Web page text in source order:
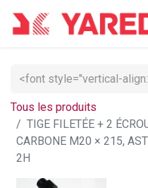
Tous les produits
TIGE FILETÉE + 2
CARBONE M20 × 215,
2H